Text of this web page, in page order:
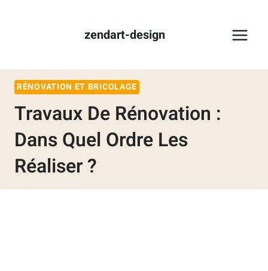
zendart-design
RÉNOVATION ET BRICOLAGE
Travaux De Rénovation :
Dans Quel Ordre Les
Réaliser ?